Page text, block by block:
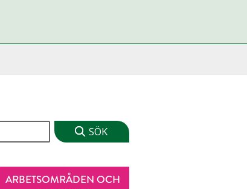
ARBETSOMRÅDEN OCH